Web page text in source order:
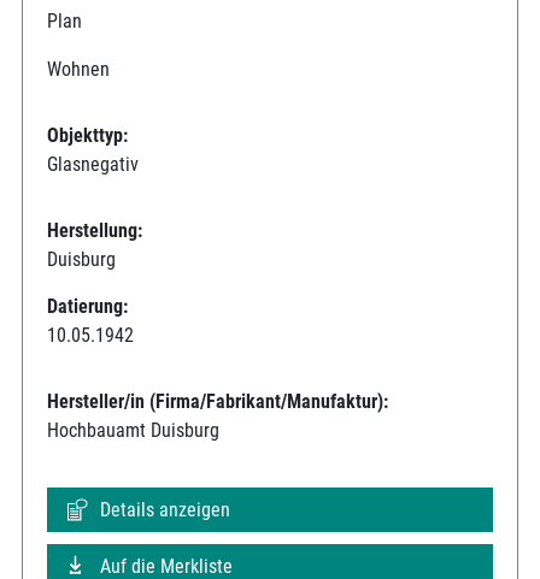
Plan
Wohnen
Objekttyp:
Glasnegativ
Herstellung:
Duisburg
Datierung:
10.05.1942
Hersteller/in (Firma/Fabrikant/Manufaktur):
Hochbauamt Duisburg
Details anzeigen
Auf die Merkliste